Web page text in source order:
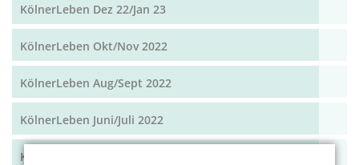
KölnerLeben Dez 22/Jan 23
KölnerLeben Okt/Nov 2022
KölnerLeben Aug/Sept 2022
KölnerLeben Juni/Juli 2022
KölnerLeben April/Mai 2022